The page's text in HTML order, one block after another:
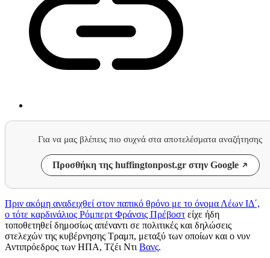
Για να μας βλέπεις πιο συχνά στα αποτελέσματα αναζήτησης
Προσθήκη της huffingtonpost.gr στην Google
Πριν ακόμη αναδειχθεί στον παπικό θρόνο με το όνομα Λέων ΙΔ΄,
ο τότε καρδινάλιος Ρόμπερτ Φράνσις Πρέβοστ είχε ήδη
τοποθετηθεί δημοσίως απέναντι σε πολιτικές και δηλώσεις
στελεχών της κυβέρνησης Τραμπ, μεταξύ των οποίων και ο νυν
Αντιπρόεδρος των ΗΠΑ, Τζέι Ντι Βανς.